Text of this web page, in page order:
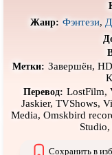
убийц
Про подростков
Про роботов
Про самолёты
Жанр: Фэнтези,
Метки: Завершён,
Перевод: LostFilm,
Jaskier, TVShows,
Media, Omskbird
Сохранить в